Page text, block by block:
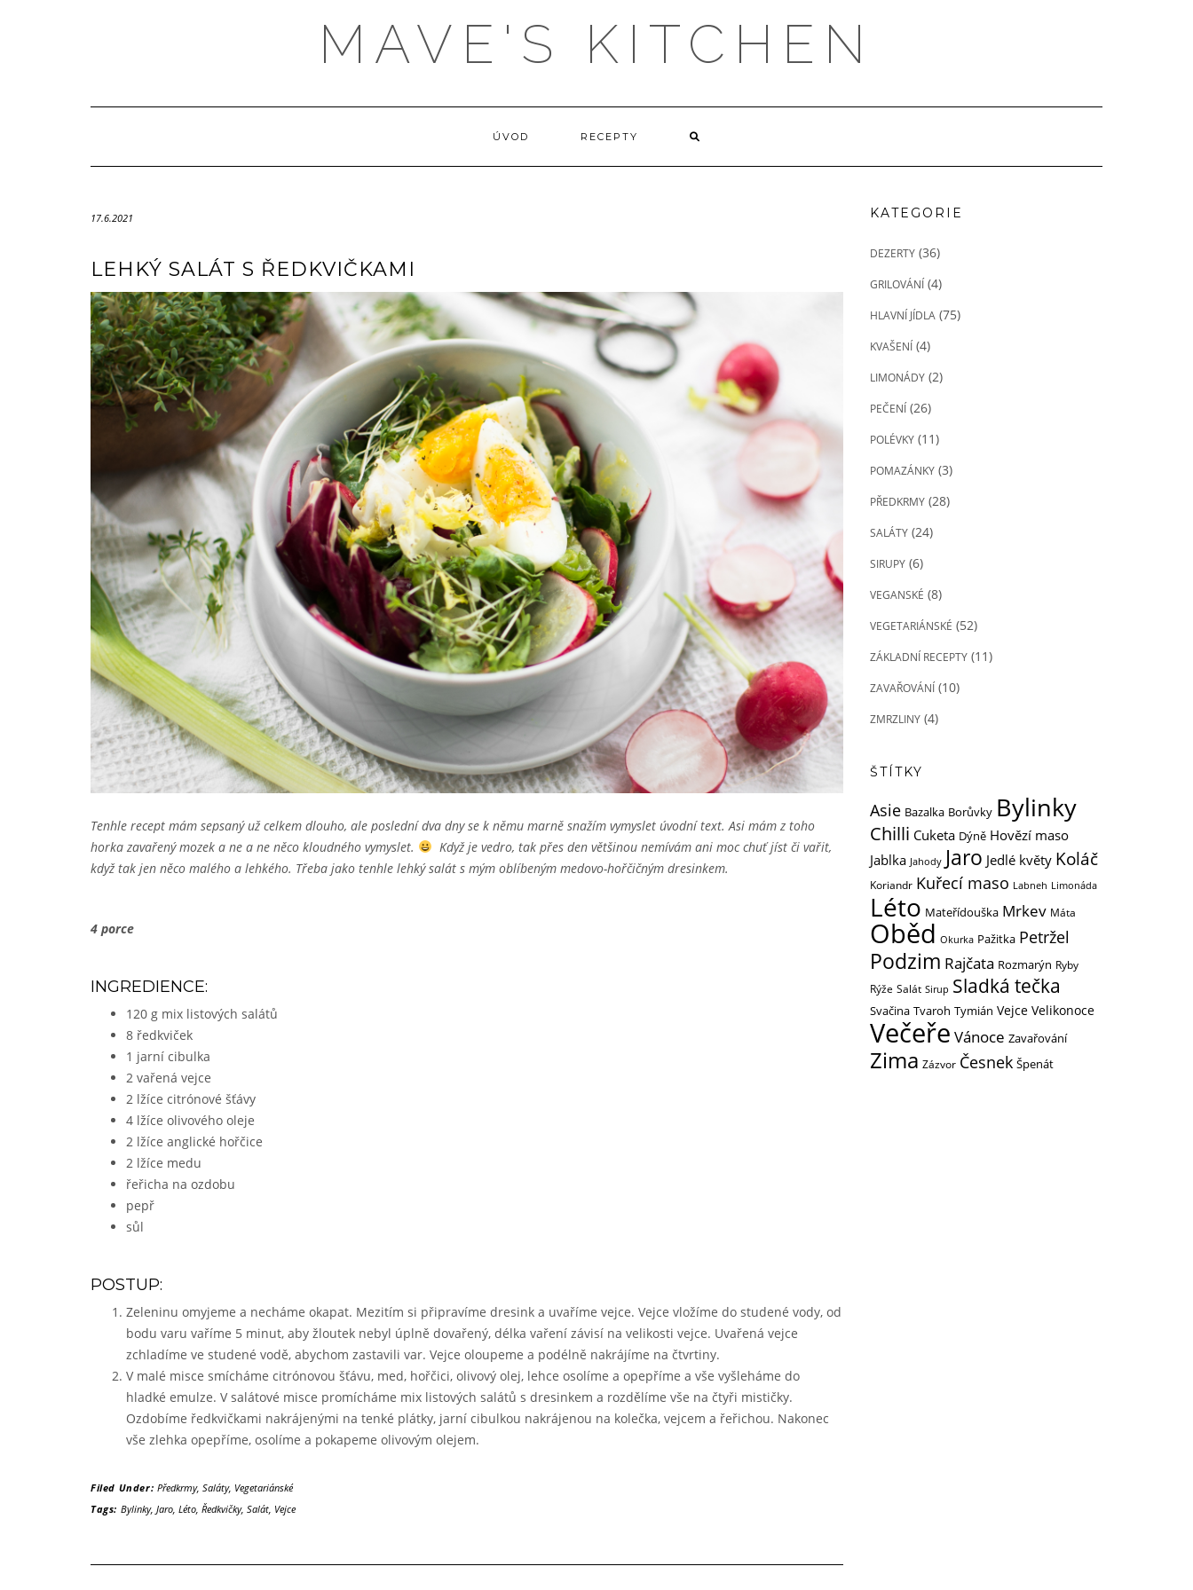
MAVE'S KITCHEN
ÚVOD RECEPTY
17.6.2021
LEHKÝ SALÁT S ŘEDKVIČKAMI
Tenhle recept mám sepsaný už celkem dlouho, ale poslední dva dny se k němu marně snažím vymyslet úvodní text. Asi mám z toho
horka zavařený mozek a ne a ne něco kloudného vymyslet.
Když je vedro, tak přes den většinou nemívám ani moc chuť jíst či vařit,
když tak jen něco malého a lehkého. Třeba jako tenhle lehký salát s mým oblíbeným medovo-hořčičným dresinkem.
4 porce
INGREDIENCE:
120 g mix listových salátů
8 ředkviček
1 jarní cibulka
2 vařená vejce
2 lžíce citrónové šťávy
4 lžíce olivového oleje
2 lžíce anglické hořčice
2 lžíce medu
řeřicha na ozdobu
pepř
sůl
POSTUP:
Zeleninu omyjeme a necháme okapat. Mezitím si připravíme dresink a uvaříme vejce. Vejce vložíme do studené vody, od
bodu varu vaříme 5 minut, aby žloutek nebyl úplně dovařený, délka vaření závisí na velikosti vejce. Uvařená vejce
zchladíme ve studené vodě, abychom zastavili var. Vejce oloupeme a podélně nakrájíme na čtvrtiny.
V malé misce smícháme citrónovou šťávu, med, hořčici, olivový olej, lehce osolíme a opepříme a vše vyšleháme do
hladké emulze. V salátové misce promícháme mix listových salátů s dresinkem a rozdělíme vše na čtyři mističky.
Ozdobíme ředkvičkami nakrájenými na tenké plátky, jarní cibulkou nakrájenou na kolečka, vejcem a řeřichou. Nakonec
vše zlehka opepříme, osolíme a pokapeme olivovým olejem.
Filed Under: Předkrmy, Saláty, Vegetariánské
Tags: Bylinky, Jaro, Léto, Ředkvičky, Salát, Vejce
KATEGORIE
DEZERTY(36)
GRILOVÁNÍ(4)
HLAVNÍ JÍDLA(75)
KVAŠENÍ(4)
LIMONÁDY(2)
PEČENÍ(26)
POLÉVKY(11)
POMAZÁNKY(3)
PŘEDKRMY(28)
SALÁTY(24)
SIRUPY(6)
VEGANSKÉ (8)
VEGETARIÁNSKÉ (52)
ZÁKLADNÍ RECEPTY(11)
ZAVAŘOVÁNÍ(10)
ZMRZLINY(4)
ŠTÍTKY
Asie Bazalka Borůvky Bylinky
Chilli Cuketa Dýně Hovězí maso
Jablka Jahody Jaro Jedlé květy Koláč
Koriandr Kuřecí maso Labneh Limonáda
Léto Mateřídouška Mrkev Máta
Oběd Okurka Pažitka Petržel
Podzim Rajčata Rozmarýn Ryby
Rýže Salát Sirup Sladká tečka
Svačina Tvaroh Tymián Vejce Velikonoce
Večeře Vánoce Zavařování
Zima Zázvor Česnek Špenát